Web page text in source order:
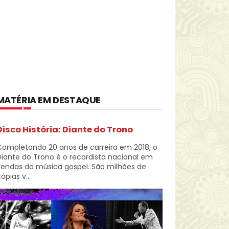
EM DESTAQUE
História: Diante do Trono
20 anos de carreira em 2018, o
do Trono é o recordista nacional em
da música gospel. São milhões de
v...